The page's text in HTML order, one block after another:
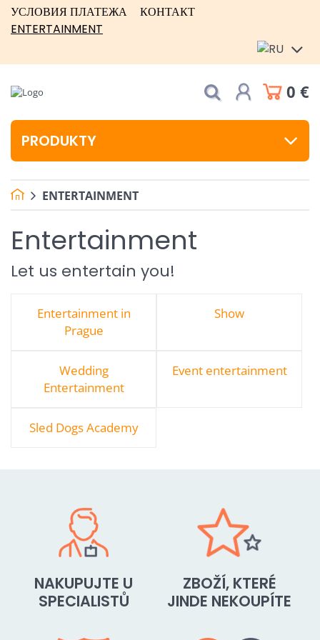
УСЛОВИЯ ПЛАТЕЖА
КОНТАКТ
ENTERTAINMENT
0 €
PRODUKTY
ENTERTAINMENT
Entertainment
Let us entertain you!
Entertainment in
Prague
Show
Wedding
Entertainment
Event entertainment
Sled Dogs Academy
NAKUPUJTE U
SPECIALISTŮ
ZBOŽÍ, KTERÉ
JINDE NEKOUPÍTE